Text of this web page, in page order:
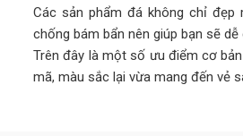
Các sản phẩm đá không chỉ
chống bám bẩn nên giúp bạn sẽ
Trên đây là một số ưu điểm cơ
mã, màu sắc lại vừa mang đến vẻ